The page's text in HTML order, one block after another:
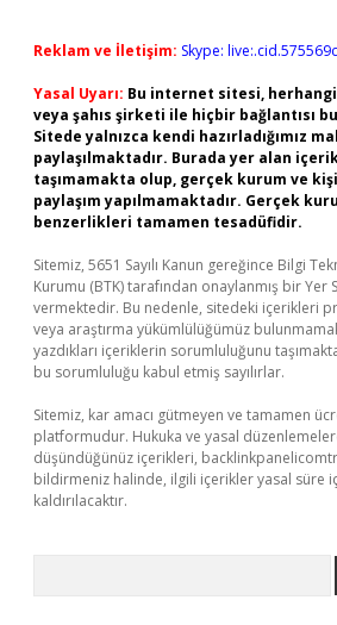
Reklam ve İletişim: Skype:
Yasal Uyarı: Bu internet sitesi,
veya şahıs şirketi ile hiçbir bağlantısı
Sitede yalnızca kendi hazırladığımız
paylaşılmaktadır. Burada yer alan
taşımamakta olup, gerçek kurum ve
paylaşım yapılmamaktadır. Gerçek
benzerlikleri tamamen tesadüfidir.
Sitemiz, 5651 Sayılı Kanun gereğince Bilgi
Kurumu (BTK) tarafından onaylanmış bir Yer
vermektedir. Bu nedenle, sitedeki içerikleri
veya araştırma yükümlülüğümüz
yazdıkları içeriklerin sorumluluğunu
bu sorumluluğu kabul etmiş sayılırlar.
Sitemiz, kar amacı gütmeyen ve tamamen
platformudur. Hukuka ve yasal
düşündüğünüz içerikleri,
bildirmeniz halinde, ilgili içerikler yasal süre
kaldırılacaktır.